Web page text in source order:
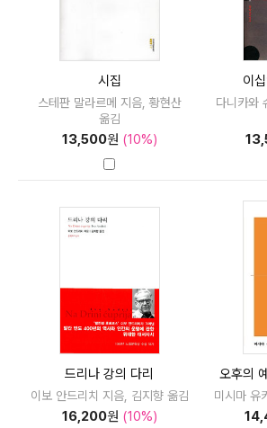
시집
스테판 말라르메 지음, 황현산
옮김
13,500원 (10%)
이
다니카와
드리나 강의 다리
이보 안드리치 지음, 김지향 옮김
16,200원 (10%)
오후의
미시마 유